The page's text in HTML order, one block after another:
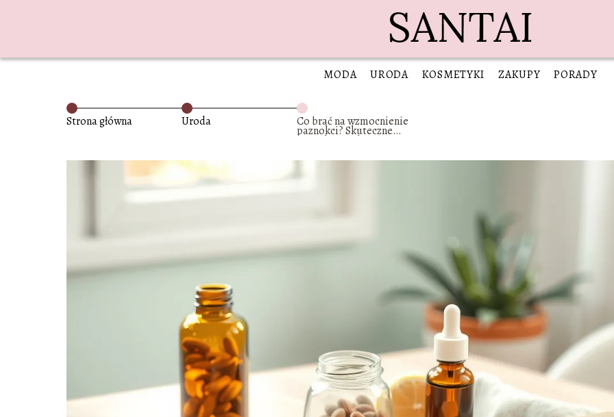
MODA URODA KOSMETYKI ZAKUPY PORADY
Strona główna Uroda Co brać na wzmocnienie
paznokci? Skuteczne
metody i suplementy